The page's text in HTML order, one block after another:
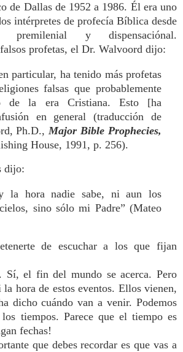
de Dallas de 1952 a 1986. Él era uno
intérpretes de profecía Bíblica desde
premilenial y dispensaciónal.
profetas, el Dr. Walvoord dijo:
particular, ha tenido más profetas
falsas que probablemente
de la era Cristiana. Esto [ha
en general (traducción de
Ph.D.,Major Bible Prophecies,
House, 1991, p. 256).
dijo:
la hora nadie sabe, ni aun los
sino sólo mi Padre” (Mateo
de escuchar a los que fijan
Sí, el fin del mundo se acerca. Pero
hora de estos eventos. Ellos vienen,
dicho cuándo van a venir. Podemos
tiempos. Parece que el tiempo es
fechas!
que debes recordar es que vas a